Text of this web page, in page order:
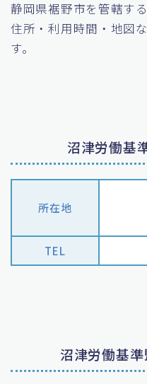
静岡県裾野市を管轄す
住所・利用時間・地図
す。
沼津労働基
所在地
TEL
沼津労働基